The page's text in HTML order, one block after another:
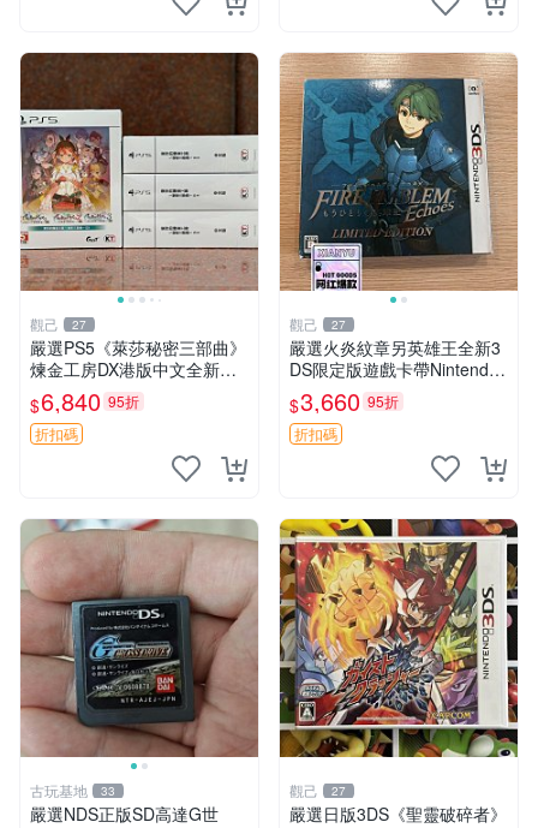
觀己 27
嚴選PS5《萊莎秘密三部曲》
煉金工房DX港版中文全新未
拆封遊戲三部曲內容：常暗女
王與秘密藏身處 DX 遺失傳說
與秘密妖精 DX 合集 煉金工
$6,840 95折
折扣碼
觀己 27
嚴選火炎紋章另英雄王全新3
DS限定版遊戲卡帶Nintendo
Switch遊戲 火炎紋章 英雄王
Nintendo 3DS 卡帶 游戲 英
雄王火炎紋章
$3,660 95折
折扣碼
古玩基地 33
嚴選NDS正版SD高達G世
觀己 27
嚴選日版3DS《聖靈破碎者》